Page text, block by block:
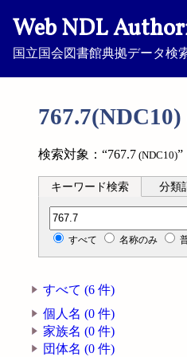
Web NDL
国立国会図書館典拠データ検
検索対象：“767.7 (NDC10)”
キーワード検索 分類
分類記号検索
すべて 名称のみ
すべて (6 件)
個人名 (0 件)
家族名 (0 件)
団体名 (0 件)